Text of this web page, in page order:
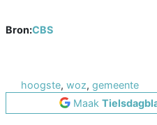
Bron:CBS
hoogste, woz, gemeente
Maak